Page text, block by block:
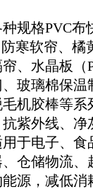
规格PVC布
寒软帘、橘
、水晶板（
玻璃棉保温
机胶棒等系
紫外线、净
于电子、食
仓储物流、
源，减低消